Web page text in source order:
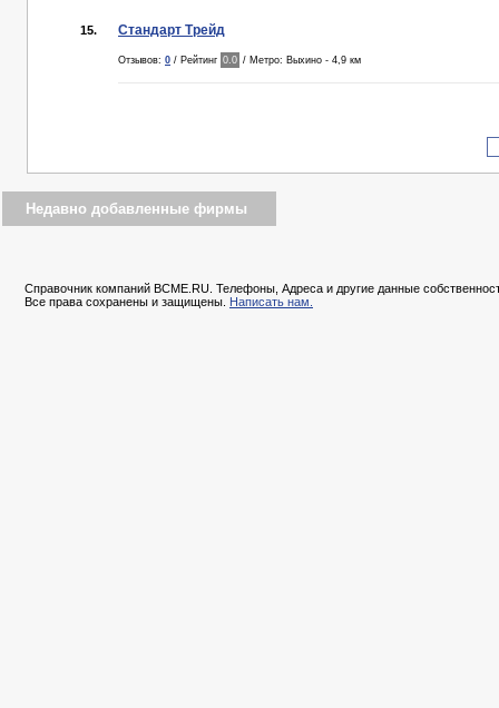
15. Стандарт Трейд
Отзывов: 0 / Рейтинг 0.0 / Метро: Выхино - 4,9 км
Недавно добавленные фирмы
Справочник компаний BCME.RU. Телефоны, Адреса и другие данные
Все права сохранены и защищены. Написать нам.